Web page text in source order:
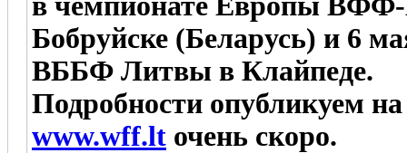
Бобруйске (Беларусь) и 6
ВББФ Литвы в Клайпеде.
Подробности опубликуем
www.wff.lt очень скоро.